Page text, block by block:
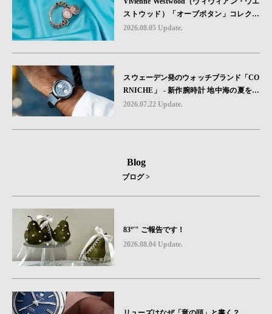
ストウッド）「オーブボタン」コレクシ
ョンに、⽇本限定カラーのローズゴール
2026.08.05 Update.
スウェーデン発のウォッチブランド「CO
RNICHE」 - 新作腕時計 地中海の夏を映
す、爽やかなブルーダイヤル「Heritage C
2026.07.22 Update.
Blog
ブログ >
83º'" ご報告です！
2026.08.04 Update.